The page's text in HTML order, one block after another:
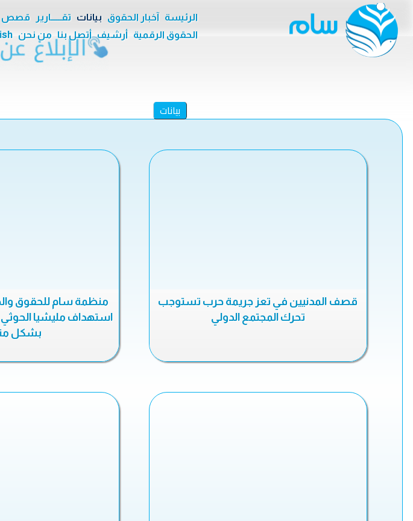
الرئيسة آخبار الحقوق بيانات تقــــــارير قصص
الحقوق الرقمية
أرشيف أتصل بنا من نحن
بيانات
قصف المدنيين في تعز جريمة حرب تستوجب
تحرك المجتمع الدولي
منظمة سام للحقوق
استهداف مليشيا الحوثي
بشكل